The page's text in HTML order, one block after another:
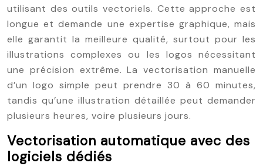
utilisant des outils vectoriels. Cette approche est
longue et demande une expertise graphique, mais
elle garantit la meilleure qualité, surtout pour les
illustrations complexes ou les logos nécessitant
une précision extrême. La vectorisation manuelle
d’un logo simple peut prendre 30 à 60 minutes,
tandis qu’une illustration détaillée peut demander
plusieurs heures, voire plusieurs jours.
Vectorisation automatique avec des
logiciels dédiés